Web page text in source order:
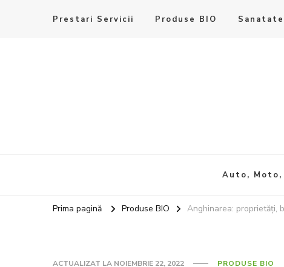
Prestari Servicii Produse BIO
Auto, Moto,
Prima pagină Produse BIO Anghinarea: proprietăţi,
ACTUALIZAT LA NOIEMBRIE 22, 2022 PRODUSE BIO